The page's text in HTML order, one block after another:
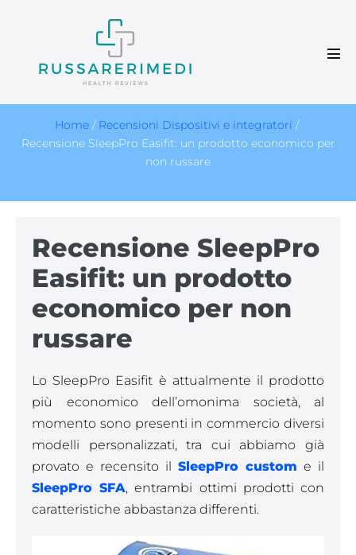
Home/ Recensioni Dispositivi e integratori /
Recensione SleepPro Easifit: un prodotto economico per
non russare
Recensione SleepPro
Easifit: un prodotto
economico per non
russare
Lo SleepPro Easifit è attualmente il prodotto
più economico dell’omonima società, al
momento sono presenti in commercio diversi
modelli personalizzati, tra cui abbiamo già
provato e recensito il SleepPro custom e il
SleepPro SFA, entrambi ottimi prodotti con
caratteristiche abbastanza differenti.